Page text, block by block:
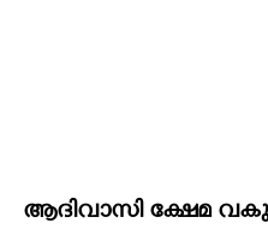
ആദിവാസി ക്ഷേമ